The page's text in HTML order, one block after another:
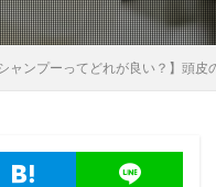
シャンプーってどれが良い？】頭